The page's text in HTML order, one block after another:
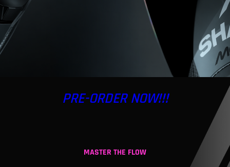
PRE-ORDER NOW!!!
MASTER THE FLOW